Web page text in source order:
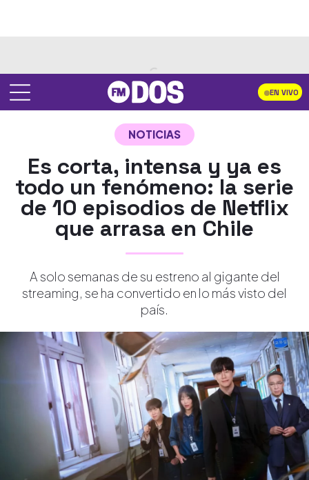
EN VIVO
NOTICIAS
Es corta, intensa y ya es
todo un fenómeno: la serie
de 10 episodios de Netflix
que arrasa en Chile
A solo semanas de su estreno al gigante del
streaming, se ha convertido en lo más visto del
país.